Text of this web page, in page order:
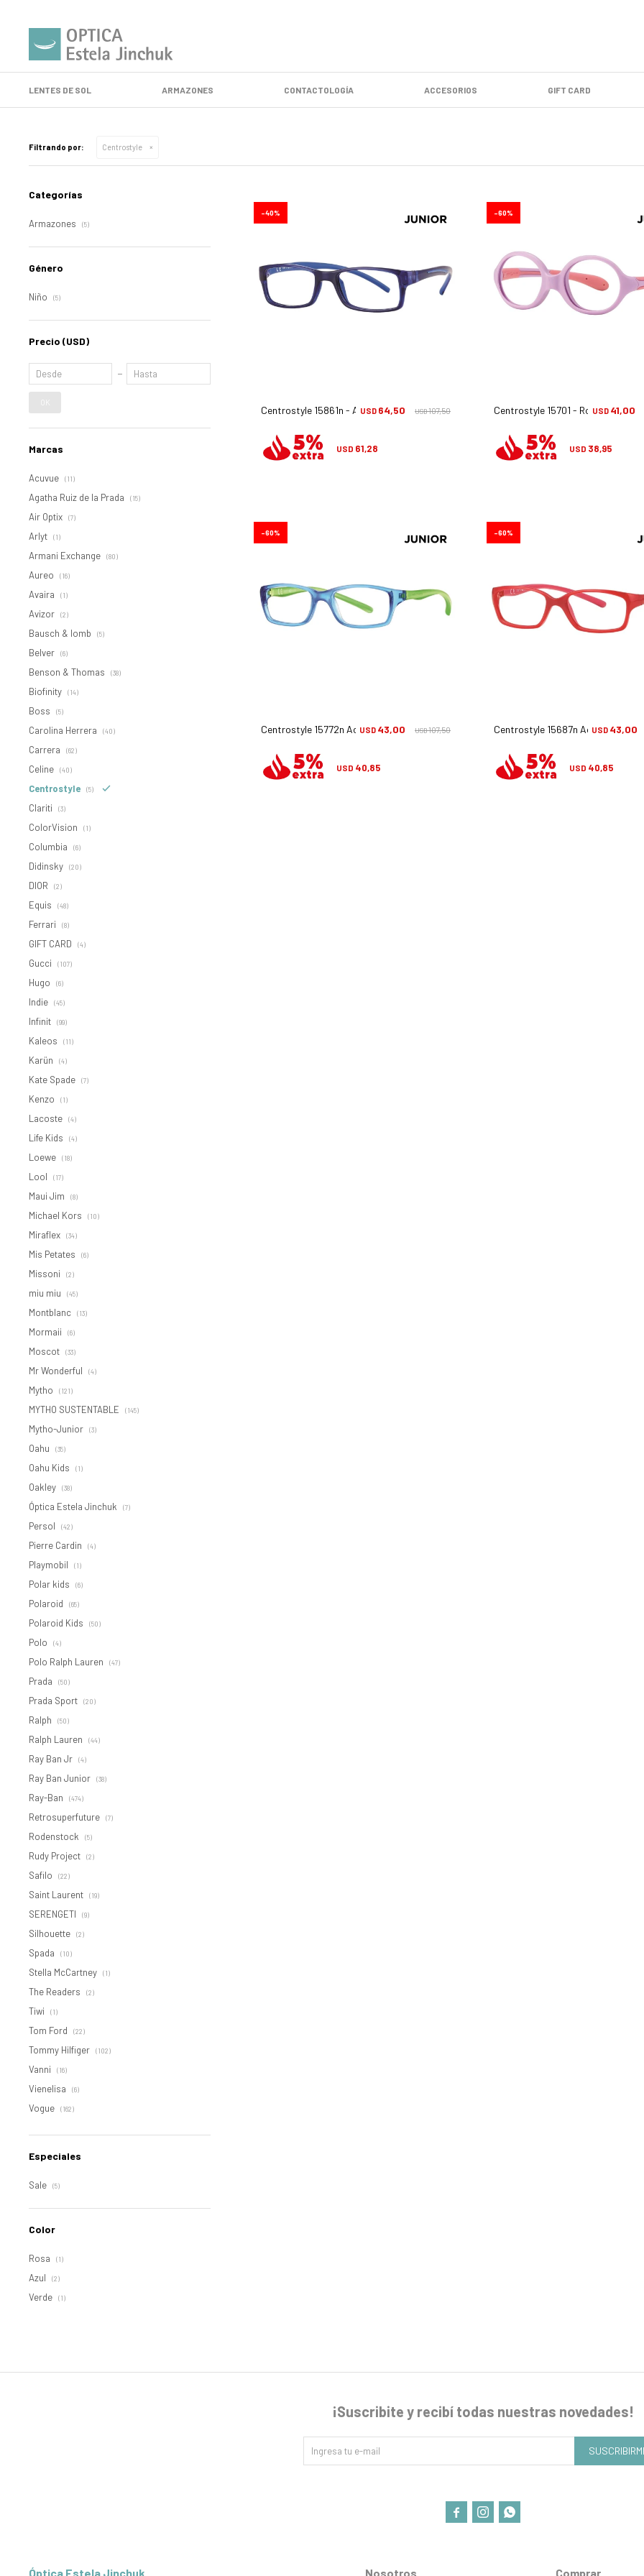
LENTES DE SOL ARMAZONES CONTACTOLOGÍA ACCESORIOS GIFT CARD
Filtrando por: Centrostyle
Centrostyle 15861n - Azul
USD 64,50 USD107,50
40
USD 61,28
Centrostyle 15701 - RosaUSD 41,00
60
USD 38,95
Centrostyle 15772n Active - Azul/verde
USD 43,00 USD107,50
60
USD 40,85
Centrostyle 15687n Active - Rojo
USD 43,00
60
USD 40,85
Categorías
Armazones (5)
Género
Niño (5)
Precio (USD)
Marcas
Acuvue (11)
Agatha Ruiz de la Prada (15)
Air Optix (7)
Arlyt (1)
Armani Exchange (80)
Aureo (16)
Avaira (1)
Avizor (2)
Bausch & lomb (5)
Belver (6)
Benson & Thomas (38)
Biofinity (14)
Boss (5)
Carolina Herrera (40)
Carrera (62)
Celine (40)
Centrostyle (5)
Clariti (3)
ColorVision (1)
Columbia (6)
Didinsky (20)
DIOR (2)
Equis (48)
Ferrari (8)
GIFT CARD (4)
Gucci (107)
Hugo (6)
Indie (45)
Infinit (99)
Kaleos (11)
Karün (4)
Kate Spade (7)
Kenzo (1)
Lacoste (4)
Life Kids (4)
Loewe (18)
Lool (17)
Maui Jim (8)
Michael Kors (10)
Miraflex (34)
Mis Petates (6)
Missoni (2)
miu miu (45)
Montblanc (13)
Mormaii (6)
Moscot (33)
Mr Wonderful (4)
Mytho (121)
MYTHO SUSTENTABLE (145)
Mytho-Junior (3)
Oahu (35)
Oahu Kids (1)
Oakley (38)
Óptica Estela Jinchuk (7)
Persol (42)
Pierre Cardin (4)
Playmobil (1)
Polar kids (6)
Polaroid (65)
Polaroid Kids (50)
Polo (4)
Polo Ralph Lauren (47)
Prada (50)
Prada Sport (20)
Ralph (50)
Ralph Lauren (44)
Ray Ban Jr (4)
Ray Ban Junior (38)
Ray-Ban (474)
Retrosuperfuture (7)
Rodenstock (5)
Rudy Project (2)
Safilo (22)
Saint Laurent (19)
SERENGETI (9)
Silhouette (2)
Spada (10)
Stella McCartney (1)
The Readers (2)
Tiwi (1)
Tom Ford (22)
Tommy Hilfiger (102)
Vanni (16)
Vienelisa (6)
Vogue (162)
Especiales
Sale (5)
Color
Rosa (1)
Azul (2)
Verde (1)
Óptica Estela Jinchuk Nosotros Comprar
¡Suscribite y recibí todas nuestras novedades!
  